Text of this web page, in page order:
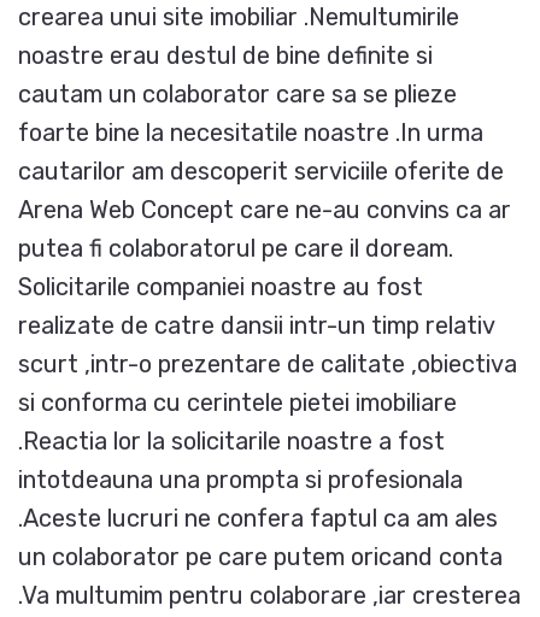
crearea unui site imobiliar .Nemultumirile
noastre erau destul de bine definite si
cautam un colaborator care sa se plieze
foarte bine la necesitatile noastre .In urma
cautarilor am descoperit serviciile oferite de
Arena Web Concept care ne-au convins ca ar
putea fi colaboratorul pe care il doream.
Solicitarile companiei noastre au fost
realizate de catre dansii intr-un timp relativ
scurt ,intr-o prezentare de calitate ,obiectiva
si conforma cu cerintele pietei imobiliare
.Reactia lor la solicitarile noastre a fost
intotdeauna una prompta si profesionala
.Aceste lucruri ne confera faptul ca am ales
un colaborator pe care putem oricand conta
.Va multumim pentru colaborare ,iar cresterea